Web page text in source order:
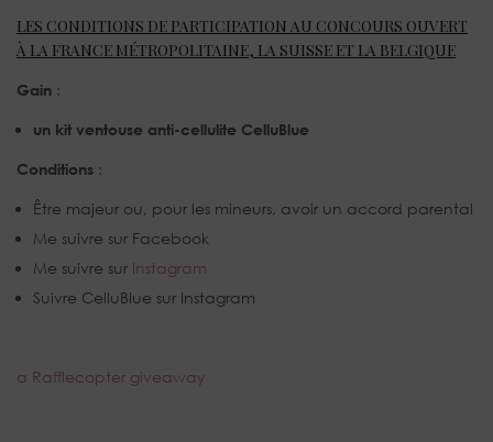
LES CONDITIONS DE PARTICIPATION AU CONCOURS OUVERT
À LA FRANCE MÉTROPOLITAINE, LA SUISSE ET LA BELGIQUE
Gain :
un kit ventouse anti-cellulite CelluBlue
Conditions :
Être majeur ou, pour les mineurs, avoir un accord parental
Me suivre sur Facebook
Me suivre sur Instagram
Suivre CelluBlue sur Instagram
a Rafflecopter giveaway